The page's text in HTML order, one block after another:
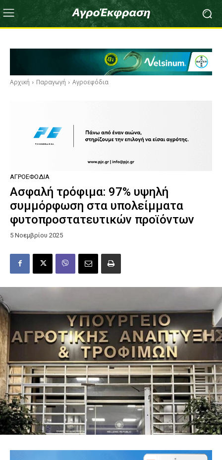
Αρχική Παραγωγή Αγροεφόδια
ΑΓΡΟΕΦΌΔΙΑ
Ασφαλή τρόφιμα: 97% υψηλή
συμμόρφωση στα υπολείμματα
φυτοπροστατευτικών προϊόντων
5 Νοεμβρίου 2025